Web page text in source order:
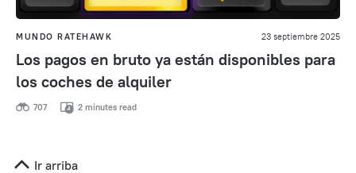
MUNDO RATEHAWK 23 septiembre 2025
Los pagos en bruto ya están disponibles para
los coches de alquiler
707 2 minutes read
Ir arriba